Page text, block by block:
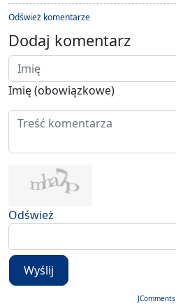
Odśwież komentarze
Dodaj komentarz
Imię (obowiązkowe)
Odśwież
Wyślij
JComments